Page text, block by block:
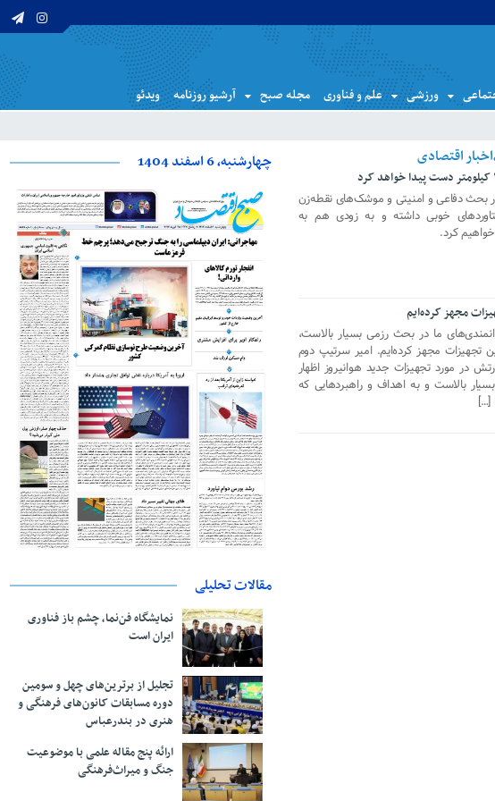
ورزشی علم و فناوری مجله صبح آرشیو روزنامه ویدئو
بحث دفاعی و امنیتی و موشک‌های نقطه‌زن
خوبی داشته و به زودی هم به
مجهز کرده‌ایم
ما در بحث رزمی بسیار بالاست،
تجهیزات مجهز کرده‌ایم. امیر سرتیپ دوم
در مورد تجهیزات جدید هوانیروز اظهار
بالاست و به اهداف و راهبردهایی که
[…]
چهارشنبه، 6 اسفند 1404
مقالات تحلیلی
نمایشگاه فن‌نما، چشم باز فناوری
ایران است
تجلیل از بر‌ترین‌های چهل و سومین
دوره مسابقات کانون‌های فرهنگی و
هنری در بندرعباس
ارائه پنج مقاله علمی با موضوعیت
جنگ و میراث‌فرهنگی